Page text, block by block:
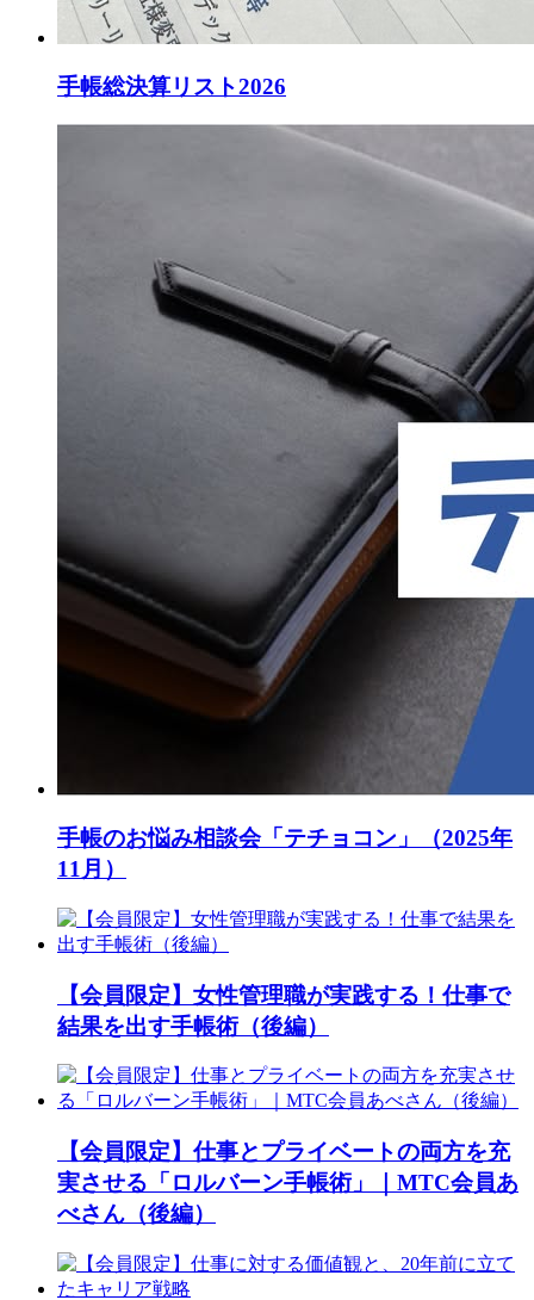
手帳総決算リスト2026
手帳のお悩み相談会「テチョコン」（2025年
11月）
【会員限定】女性管理職が実践する！仕事で
結果を出す手帳術（後編）
【会員限定】仕事とプライベートの両方を充
実させる「ロルバーン手帳術」｜MTC会員あ
べさん（後編）